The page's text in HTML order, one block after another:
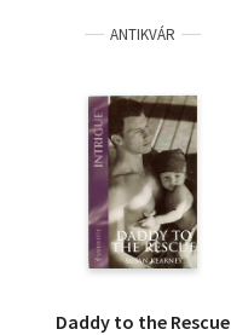
ANTIKVÁR
Daddy to the Rescue